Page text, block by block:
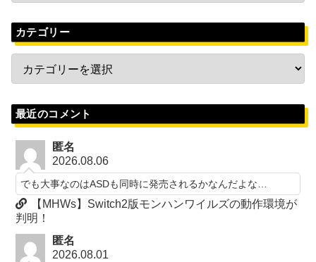
カテゴリー
最近のコメント
匿名
2026.08.06
でも大事なのはASDも同時に発売されるかなんだよな…
【MHWs】Switch2版モンハンワイルズの動作環境が
判明！
匿名
2026.08.01